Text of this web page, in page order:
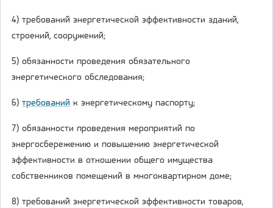
4) требований энергетической эффективности зданий,
строений, сооружений;
5) обязанности проведения обязательного
энергетического обследования;
6) требований к энергетическому паспорту;
7) обязанности проведения мероприятий по
энергосбережению и повышению энергетической
эффективности в отношении общего имущества
собственников помещений в многоквартирном доме;
8) требований энергетической эффективности товаров,